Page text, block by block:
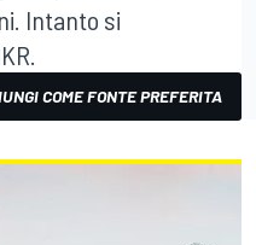
Intanto si
COME FONTE PREFERITA